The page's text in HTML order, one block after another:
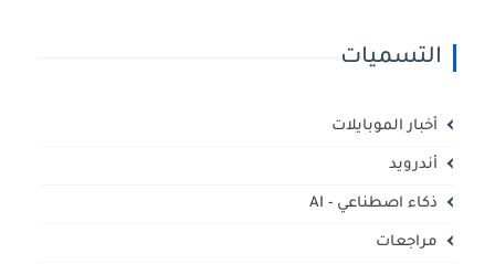
التسميات
أخبار الموبايلات
أندرويد
ذكاء اصطناعي - AI
مراجعات